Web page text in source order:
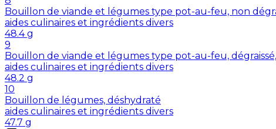
Bouillon de viande et légumes type pot-au-feu, non
aides culinaires et ingrédients divers
48.4 g
9
Bouillon de viande et légumes type pot-au-feu,
aides culinaires et ingrédients divers
48.2 g
10
Bouillon de légumes, déshydraté
aides culinaires et ingrédients divers
47.7 g